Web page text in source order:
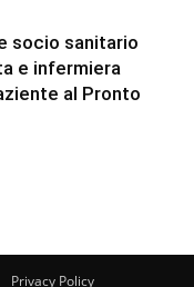
socio sanitario
e infermiera
al Pronto
Privacy Policy